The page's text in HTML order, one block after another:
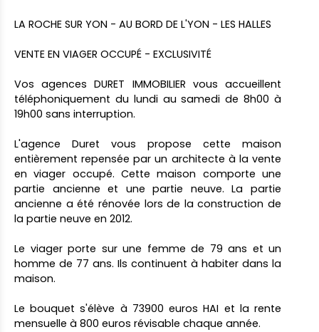
LA ROCHE SUR YON - AU BORD DE L'YON - LES HALLES
VENTE EN VIAGER OCCUPÉ - EXCLUSIVITÉ
Vos agences DURET IMMOBILIER vous accueillent
téléphoniquement du lundi au samedi de 8h00 à
19h00 sans interruption.
L'agence Duret vous propose cette maison
entièrement repensée par un architecte à la vente
en viager occupé. Cette maison comporte une
partie ancienne et une partie neuve. La partie
ancienne a été rénovée lors de la construction de
la partie neuve en 2012.
Le viager porte sur une femme de 79 ans et un
homme de 77 ans. Ils continuent à habiter dans la
maison.
Le bouquet s'élève à 73900 euros HAI et la rente
mensuelle à 800 euros révisable chaque année.